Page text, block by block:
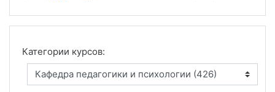
Категории курсов: